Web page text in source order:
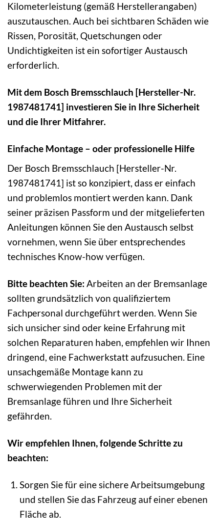
Kilometerleistung (gemäß Herstellerangaben)
auszutauschen. Auch bei sichtbaren Schäden wie
Rissen, Porosität, Quetschungen oder
Undichtigkeiten ist ein sofortiger Austausch
erforderlich.
Mit dem Bosch Bremsschlauch [Hersteller-Nr.
1987481741] investieren Sie in Ihre Sicherheit
und die Ihrer Mitfahrer.
Einfache Montage – oder professionelle Hilfe
Der Bosch Bremsschlauch [Hersteller-Nr.
1987481741] ist so konzipiert, dass er einfach
und problemlos montiert werden kann. Dank
seiner präzisen Passform und der mitgelieferten
Anleitungen können Sie den Austausch selbst
vornehmen, wenn Sie über entsprechendes
technisches Know-how verfügen.
Bitte beachten Sie: Arbeiten an der Bremsanlage
sollten grundsätzlich von qualifiziertem
Fachpersonal durchgeführt werden. Wenn Sie
sich unsicher sind oder keine Erfahrung mit
solchen Reparaturen haben, empfehlen wir Ihnen
dringend, eine Fachwerkstatt aufzusuchen. Eine
unsachgemäße Montage kann zu
schwerwiegenden Problemen mit der
Bremsanlage führen und Ihre Sicherheit
gefährden.
Wir empfehlen Ihnen, folgende Schritte zu
beachten:
Sorgen Sie für eine sichere Arbeitsumgebung
und stellen Sie das Fahrzeug auf einer ebenen
Fläche ab.